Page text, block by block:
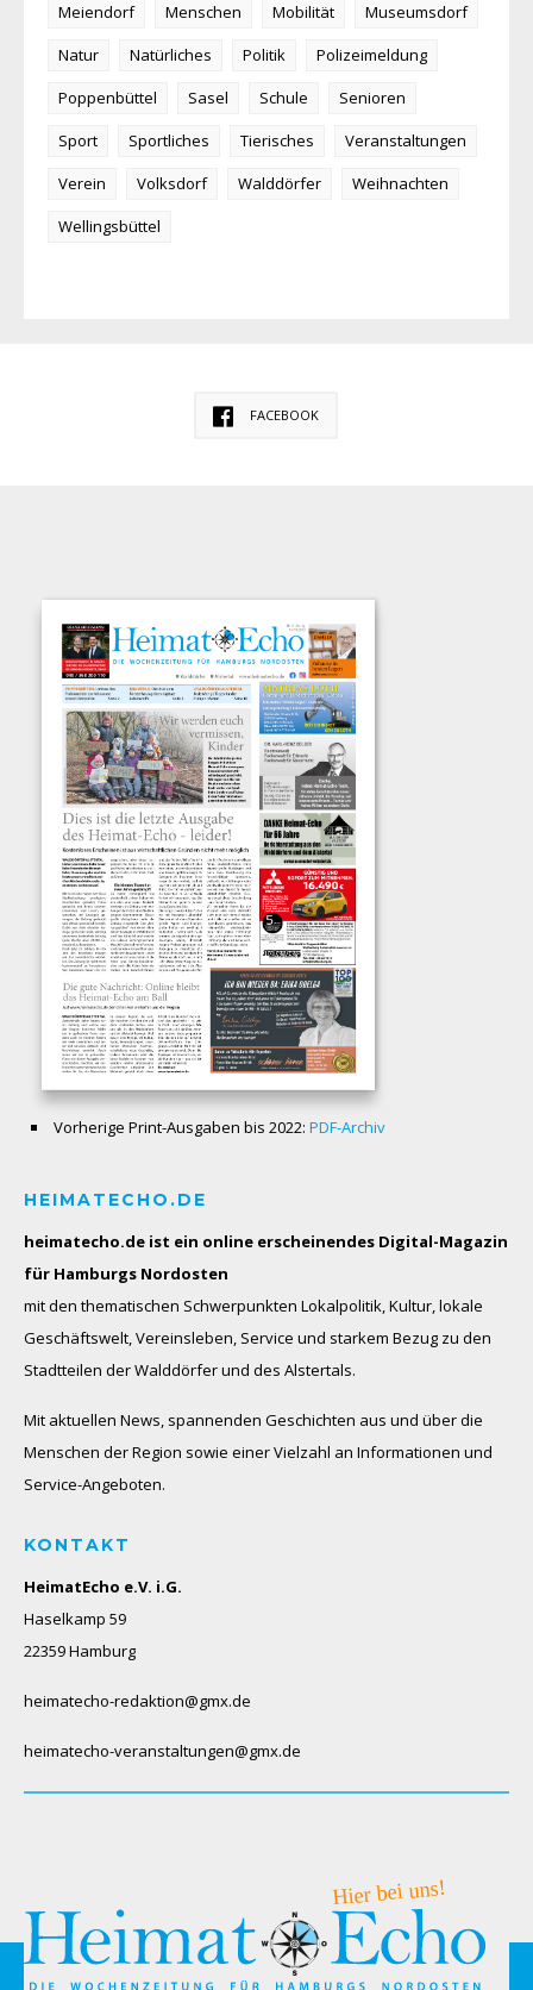
Meiendorf
Menschen Mobilität
Museumsdorf
Natur
Natürliches Politik
Polizeimeldung
Poppenbüttel
Sasel Schule
Senioren
Sport
Sportliches Tierisches
Veranstaltungen
Verein
Volksdorf Walddörfer
Weihnachten
Wellingsbüttel
FACEBOOK
Vorherige Print-Ausgaben bis 2022: PDF-Archiv
HEIMATECHO.DE
heimatecho.de ist ein online erscheinendes Digital-Magazin
für Hamburgs Nordosten
mit den thematischen Schwerpunkten Lokalpolitik, Kultur, lokale
Geschäftswelt, Vereinsleben, Service und starkem Bezug zu den
Stadtteilen der Walddörfer und des Alstertals.
Mit aktuellen News, spannenden Geschichten aus und über die
Menschen der Region sowie einer Vielzahl an Informationen und
Service-Angeboten.
KONTAKT
HeimatEcho e.V. i.G.
Haselkamp 59
22359 Hamburg
heimatecho-redaktion@gmx.de
heimatecho-veranstaltungen@gmx.de